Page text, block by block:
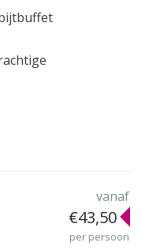
vanaf
€43,50
per persoon